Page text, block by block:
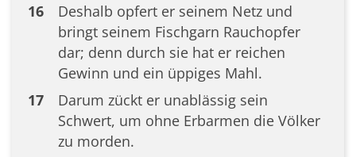
16
Deshalb opfert er seinem Netz und
bringt seinem Fischgarn Rauchopfer
dar; denn durch sie hat er reichen
Gewinn und ein üppiges Mahl.
17
Darum zückt er unablässig sein
Schwert, um ohne Erbarmen die Völker
zu morden.